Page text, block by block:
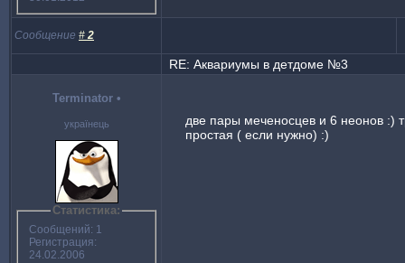
Сообщение # 2
RE: Аквариумы в детдоме №3
Terminator •
українець
Статистика:
Сообщений: 1
Регистрация:
24.02.2006
две пары меченосцев и 6 неонов :)
простая ( если нужно) :)